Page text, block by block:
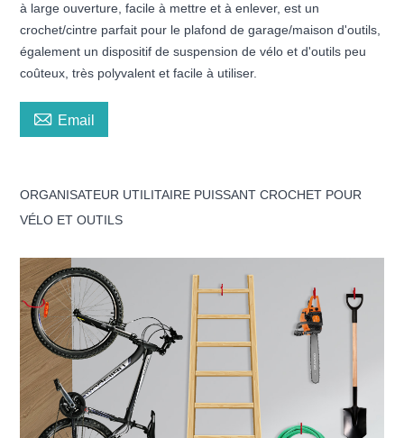
à large ouverture, facile à mettre et à enlever, est un
crochet/cintre parfait pour le plafond de garage/maison d'outils,
également un dispositif de suspension de vélo et d'outils peu
coûteux, très polyvalent et facile à utiliser.
 Email
ORGANISATEUR UTILITAIRE PUISSANT CROCHET POUR
VÉLO ET OUTILS